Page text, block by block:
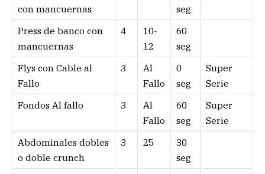
con mancuernas
seg
Press de banco con
mancuernas
4
10-
12
60
seg
Flys con Cable al
Fallo
3
Al
Fallo
0
seg
Super
Serie
Fondos Al fallo
3
Al
Fallo
60
seg
Super
Serie
Abdominales dobles
o doble crunch
3 25
30
seg